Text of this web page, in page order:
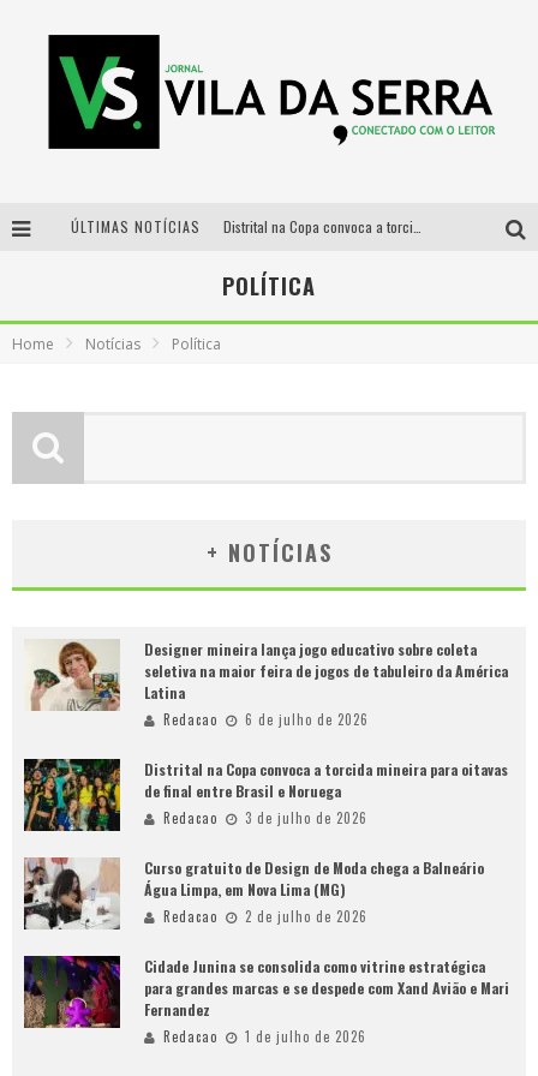
ÚLTIMAS NOTÍCIAS
Cidade Junina se consolida como vitrine estratégica para grandes marcas e se despede com Xand Avião e Mari Fernandez
POLÍTICA
Home Notícias Política
+ NOTÍCIAS
Designer mineira lança jogo educativo sobre coleta
seletiva na maior feira de jogos de tabuleiro da América
Latina
Redacao 6 de julho de 2026
Distrital na Copa convoca a torcida mineira para oitavas
de final entre Brasil e Noruega
Redacao 3 de julho de 2026
Curso gratuito de Design de Moda chega a Balneário
Água Limpa, em Nova Lima (MG)
Redacao 2 de julho de 2026
Cidade Junina se consolida como vitrine estratégica
para grandes marcas e se despede com Xand Avião e Mari
Fernandez
Redacao 1 de julho de 2026